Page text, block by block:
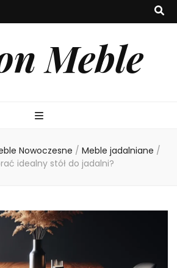
Meble
Nowoczesne / Meble jadalniane /
idealny stół do jadalni?